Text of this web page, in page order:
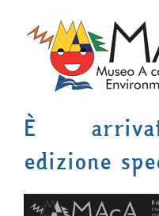
contenuto
È
edizione